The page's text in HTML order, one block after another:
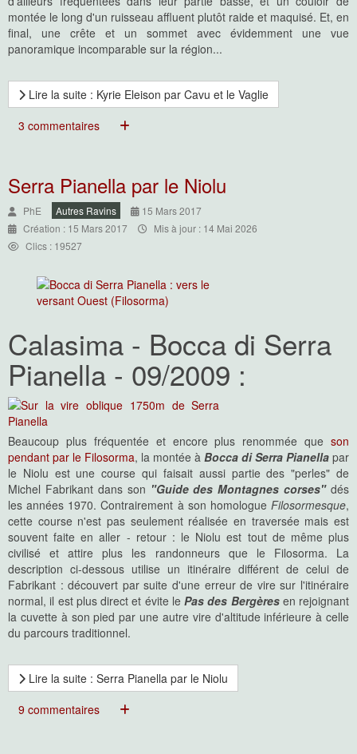
montée le long d'un ruisseau affluent plutôt raide et maquisé. Et, en
final, une crête et un sommet avec évidemment une vue
panoramique incomparable sur la région...
Lire la suite : Kyrie Eleison par Cavu et le Vaglie
3 commentaires
Serra Pianella par le Niolu
PhE Autres Ravins
15 Mars 2017
Création : 15 Mars 2017
Mis à jour : 14 Mai 2026
Clics : 19527
Calasima - Bocca di Serra
Pianella - 09/2009 :
Beaucoup plus fréquentée et encore plus renommée que son
pendant par le Filosorma, la montée à Bocca di Serra Pianella par
le Niolu est une course qui faisait aussi partie des "perles" de
Michel Fabrikant dans son "Guide des Montagnes corses"dés
les années 1970. Contrairement à son homologue Filosormesque,
cette course n'est pas seulement réalisée en traversée mais est
souvent faite en aller - retour : le Niolu est tout de même plus
civilisé et attire plus les randonneurs que le Filosorma. La
description ci-dessous utilise un itinéraire différent de celui de
Fabrikant : découvert par suite d'une erreur de vire sur l'itinéraire
normal, il est plus direct et évite le Pas des Bergèresen rejoignant
la cuvette à son pied par une autre vire d'altitude inférieure à celle
du parcours traditionnel.
Lire la suite : Serra Pianella par le Niolu
9 commentaires